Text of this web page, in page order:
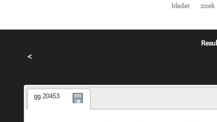
blader zoek
<
gg.20453